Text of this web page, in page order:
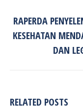
RAPERDA
KESEHATAN
DAN
RELATED POSTS